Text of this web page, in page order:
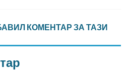
КОМЕНТАР ЗА ТАЗИ